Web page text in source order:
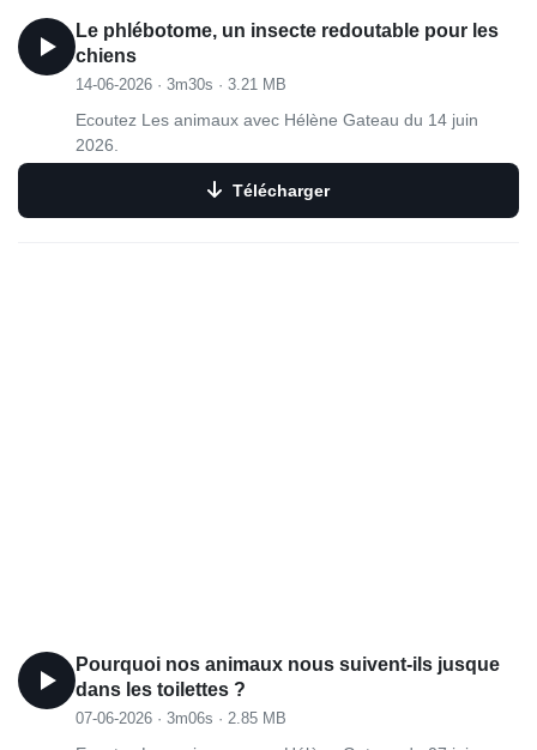
Le phlébotome, un insecte redoutable pour les
chiens
14-06-2026 · 3m30s · 3.21 MB
Ecoutez Les animaux avec Hélène Gateau du 14 juin
2026.
Télécharger
Pourquoi nos animaux nous suivent-ils jusque
dans les toilettes ?
07-06-2026 · 3m06s · 2.85 MB